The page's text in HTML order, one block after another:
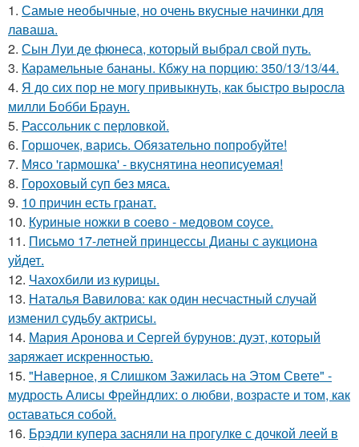
1. Самые необычные, но очень вкусные начинки для
лаваша.
2. Сын Луи де фюнеса, который выбрал свой путь.
3. Карамельные бананы. Кбжу на порцию: 350/13/13/44.
4. Я до сих пор не могу привыкнуть, как быстро выросла
милли Бобби Браун.
5. Рассольник с перловкой.
6. Горшочек, варись. Обязательно попробуйте!
7. Мясо 'гармошка' - вкуснятина неописуемая!
8. Гороховый суп без мяса.
9. 10 причин есть гранат.
10. Куриные ножки в соево - медовом соусе.
11. Письмо 17-летней принцессы Дианы с аукциона
уйдет.
12. Чахохбили из курицы.
13. Наталья Вавилова: как один несчастный случай
изменил судьбу актрисы.
14. Мария Аронова и Сергей бурунов: дуэт, который
заряжает искренностью.
15. "Наверное, я Слишком Зажилась на Этом Свете" -
мудрость Алисы Фрейндлих: о любви, возрасте и том, как
оставаться собой.
16. Брэдли купера засняли на прогулке с дочкой леей в